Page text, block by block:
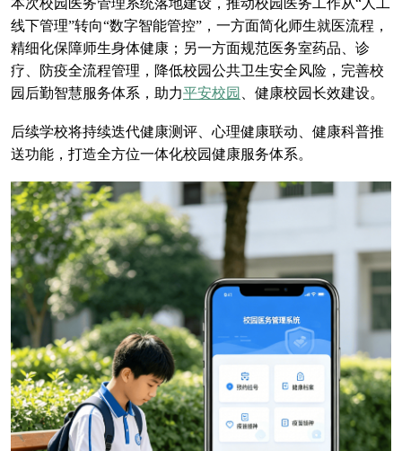
本次校园医务管理系统落地建设，推动校园医务工作从“人工
线下管理”转向“数字智能管控”，一方面简化师生就医流程，
精细化保障师生身体健康；另一方面规范医务室药品、诊
疗、防疫全流程管理，降低校园公共卫生安全风险，完善校
园后勤智慧服务体系，助力平安校园 、健康校园长效建设。
后续学校将持续迭代健康测评、心理健康联动、健康科普推
送功能，打造全方位一体化校园健康服务体系。